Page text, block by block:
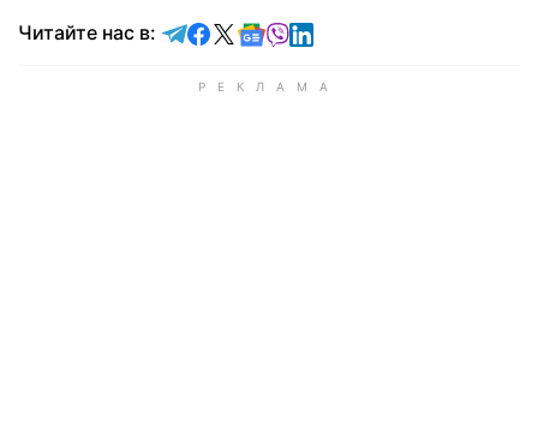
Читайте нас в: Читайте в Telegram
Читайте в Facebook
Читайте в X
Читайте в Google news
Читайте в Viber
Читайте в LinkedIn